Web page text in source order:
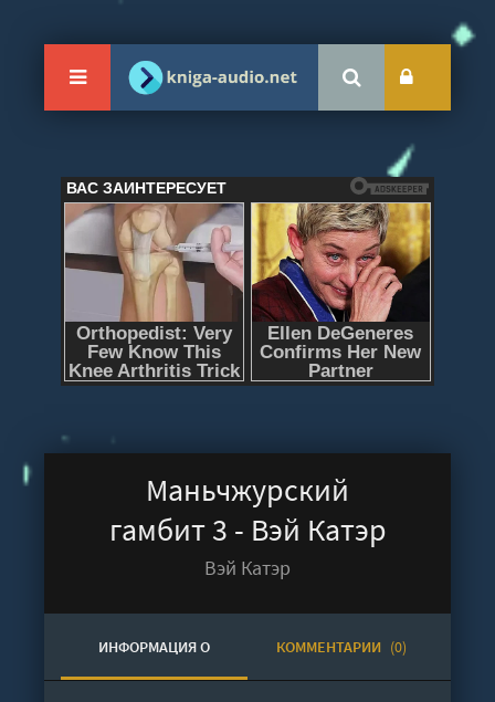
Маньчжурский
гамбит 3 - Вэй Катэр
Вэй Катэр
ИНФОРМАЦИЯ О КОММЕНТАРИИ (0)